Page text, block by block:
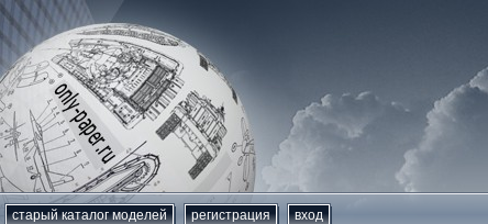
старый каталог моделей регистрация вход